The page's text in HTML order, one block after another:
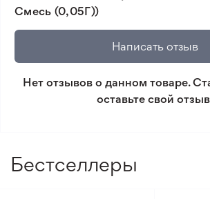
🛡️ Защита покупок. Возврат средств
который не соответствует
условиям возврата.
Минимальный заказ 300 грн.
Смесь (0,05Г))
Написать отзыв
Нет отзывов о данном товаре.
оставьте свой
Бестселлеры